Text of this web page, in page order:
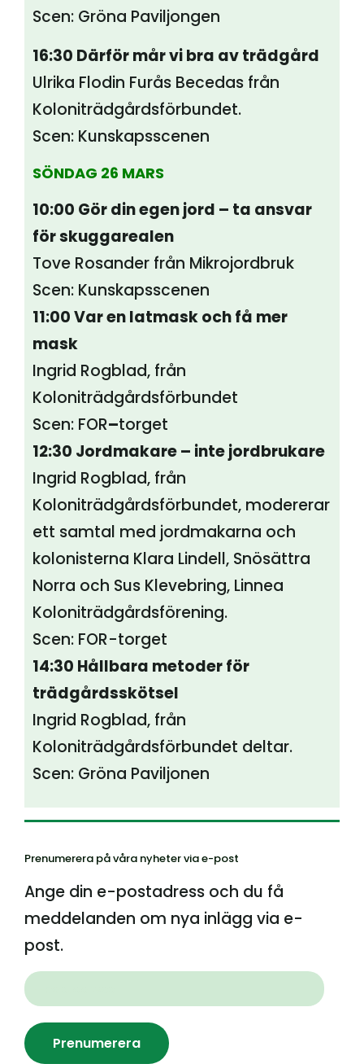
Scen: Gröna Paviljongen
16:30 Därför mår vi bra av trädgård
Ulrika Flodin Furås Becedas från
Koloniträdgårdsförbundet.
Scen: Kunskapsscenen
SÖNDAG 26 MARS
10:00 Gör din egen jord – ta ansvar
för skuggarealen
Tove Rosander från Mikrojordbruk
Scen: Kunskapsscenen
11:00 Var en latmask och få mer
mask
Ingrid Rogblad, från
Koloniträdgårdsförbundet
Scen: FOR–torget
12:30 Jordmakare – inte jordbrukare
Ingrid Rogblad, från
Koloniträdgårdsförbundet, modererar
ett samtal med jordmakarna och
kolonisterna Klara Lindell, Snösättra
Norra och Sus Klevebring, Linnea
Koloniträdgårdsförening.
Scen: FOR-torget
14:30 Hållbara metoder för
trädgårdsskötsel
Ingrid Rogblad, från
Koloniträdgårdsförbundet deltar.
Scen: Gröna Paviljonen
Prenumerera på våra nyheter via e-post
Ange din e-postadress och du få
meddelanden om nya inlägg via e-
post.
Prenumerera